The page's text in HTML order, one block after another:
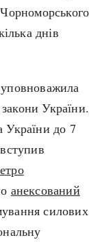
днів
України.
України до 7
анексований
силових